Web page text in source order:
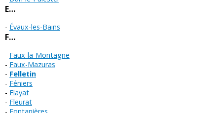
E…
Évaux-les-Bains
F…
Faux-la-Montagne
Faux-Mazuras
Felletin
Féniers
Flayat
Fleurat